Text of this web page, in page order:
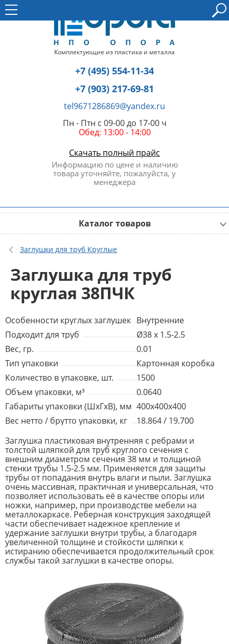
Комплектующие из пластика и металла
+7 (495) 554-11-34
+7 (903) 217-69-81
tel9671286869@yandex.ru
Пн - Птн с 09-00 до 17-00 ч
Обед: 13:00 - 14:00
Скачать полный прайс
Информацию по цене и наличию
товара уточняйте, пожалуйста, у
менеджера
Каталог товаров
Заглушки для труб Круглые
Заглушка для труб
круглая 38ПЧК
Особенности круглых заглушек Внутренние
Подходит для труб
Ø38 x 1.5-2.5
Вес, гр.
0.01
Тип упаковки
Картонная коробка
Количество в упаковке, шт.
1500
Объем упаковки, м³
0.0640
Габариты упаковки (ШхГхВ), мм 400x400x400
Вес нетто / брутто упаковки, кг
18.864 / 19.700
Заглушка пластиковая внутренняя с ребрами и
толстой шляпкой для труб круглого сечения с
внешним диаметром сечения 38 мм и толщиной
стенки трубы 1.5-2.5 мм. Применяется для защиты
трубы от попадания внутрь влаги и пыли. Заглушка
очень массивная, практичная и универсальная, что
позволяет использовать её в качестве опоры или
ножки, например, при производстве мебели на
металлокаркасе. Реберная конструкция заходящей
части обеспечивает надежное крепление и
удержание заглушки внутри трубы, а благодаря
увеличенной толщине и стойкости шляпки к
истиранию обеспечивается продолжительный срок
службы такой заглушки в качестве опоры.